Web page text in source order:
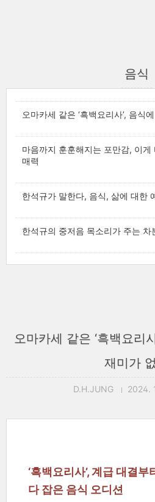
음식
오마카세 같은 ‘흑백요리사’, 음식
마음까지 훈훈해지는 포만감, 이게
매력
한석규가 말한다, 음식, 삶에 대한
한석규의 중저음 목소리가 주는 차
오마카세 같은 ‘흑백요리
재미가
D.H.JUNG 2024.
‘흑백요리사’, 계급 대결부
다 잡은 음식 오디션